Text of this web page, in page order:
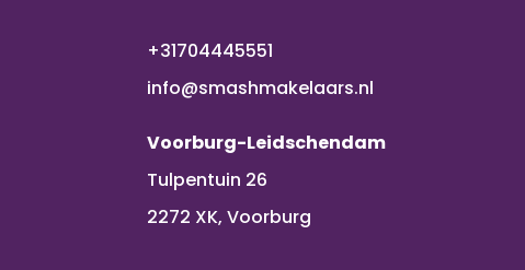
+31704445551
info@smashmakelaars.nl
Voorburg-Leidschendam
Tulpentuin 26
2272 XK, Voorburg